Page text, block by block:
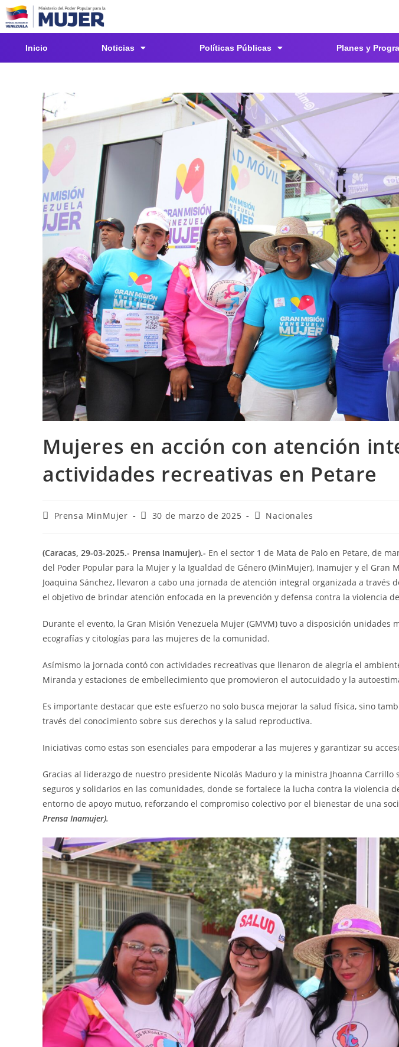
Inicio Noticias Políticas Públicas Planes y
Mujeres en acción con atención
actividades recreativas en Petare
Prensa MinMujer 30 de marzo de 2025 Nacionales
(Caracas, 29-03-2025.- Prensa Inamujer).- En el sector 1 de Mata de Palo en Petare, de
del Poder Popular para la Mujer y la Igualdad de Género (MinMujer), Inamujer y el Gran
Joaquina Sánchez, llevaron a cabo una jornada de atención integral organizada a través
el objetivo de brindar atención enfocada en la prevención y defensa contra la violencia
Durante el evento, la Gran Misión Venezuela Mujer (GMVM) tuvo a disposición unidades
ecografías y citologías para las mujeres de la comunidad.
Asímismo la jornada contó con actividades recreativas que llenaron de alegría el
Miranda y estaciones de embellecimiento que promovieron el autocuidado y la
Es importante destacar que este esfuerzo no solo busca mejorar la salud física, sino
través del conocimiento sobre sus derechos y la salud reproductiva.
Iniciativas como estas son esenciales para empoderar a las mujeres y garantizar su
Gracias al liderazgo de nuestro presidente Nicolás Maduro y la ministra Jhoanna Carrillo
seguros y solidarios en las comunidades, donde se fortalece la lucha contra la violencia
entorno de apoyo mutuo, reforzando el compromiso colectivo por el bienestar de una
Prensa Inamujer).